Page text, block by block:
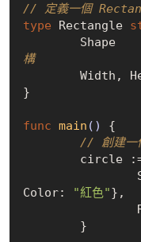
// 定義一個
type Rectangle
構
Width,
}
func main ()
{
// 創建一
Color:
"紅色"},